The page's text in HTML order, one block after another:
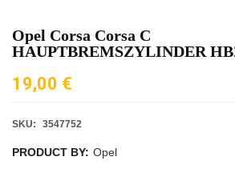
Opel Corsa Corsa C
HAUPTBREMSZYLINDER
19,00 €
SKU: 3547752
PRODUCT BY: Opel